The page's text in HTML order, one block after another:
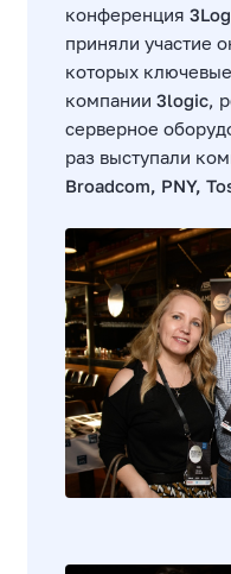
конференция
приняли участие
которых
компании3logic,
серверное
раз выступали
Broadcom, PNY,